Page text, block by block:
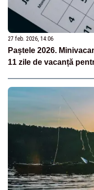
27 feb. 2026, 14:06
Paștele 2026.
11 zile de vacanță